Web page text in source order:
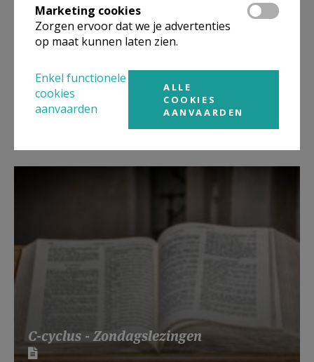
B-cyclus
C-cyclus - Zondagslezingen
Marketing cookies
Zorgen ervoor dat we je advertenties
op maat kunnen laten zien.
Enkel functionele
cookies
aanvaarden
ALLE
COOKIES
AANVAARDEN